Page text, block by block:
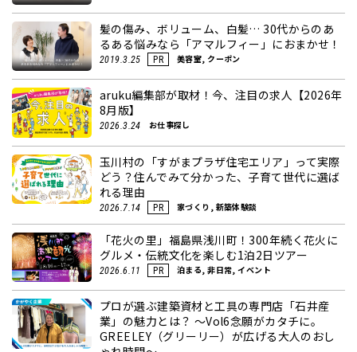
髪の傷み、ボリューム、白髪… 30代からのあ
るある悩みなら「アマルフィー」におまかせ！
2019.3.25 PR 美容室, クーポン
aruku編集部が取材！今、注目の求人【2026年
8月版】
2026.3.24 お仕事探し
玉川村の「すがまプラザ住宅エリア」って実際
どう？住んでみて分かった、子育て世代に選ば
れる理由
2026.7.14 PR 家づくり, 新築体験談
「花火の里」福島県浅川町！300年続く花火に
グルメ・伝統文化を楽しむ1泊2日ツアー
2026.6.11 PR 泊まる, 非日常, イベント
プロが選ぶ建築資材と工具の専門店「石井産
業」の魅力とは？ ～Vol6念願がカタチに。
GREELEY（グリーリー）が広げる大人のおし